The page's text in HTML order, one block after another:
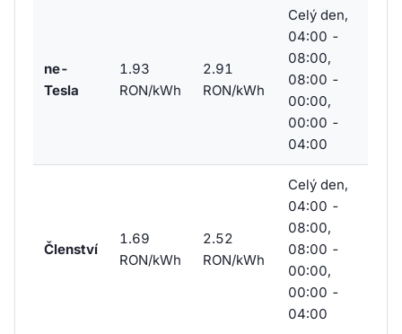
ne-
Tesla
1.93
RON/kWh
2.91
RON/kWh
Celý den,
04:00 -
08:00,
08:00 -
00:00,
00:00 -
04:00
Členství
1.69
RON/kWh
2.52
RON/kWh
Celý den,
04:00 -
08:00,
08:00 -
00:00,
00:00 -
04:00